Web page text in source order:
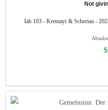
Not
Iab 103 - Kremayr & Scheriau -